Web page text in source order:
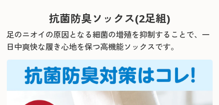
抗菌防臭ソックス(2足組)
足のニオイの原因となる細菌の増殖を抑制することで、 一
日中爽快な履き心地を保つ高機能ソックスです。